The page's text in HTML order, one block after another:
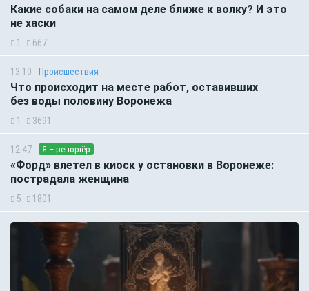
Какие собаки на самом деле ближе к волку? И это
не хаски
1 667
13:10 Происшествия
Что происходит на месте работ, оставивших
без воды половину Воронежа
1 3691
12:47 Я – репортёр
«Форд» влетел в киоск у остановки в Воронеже:
пострадала женщина
5 1801